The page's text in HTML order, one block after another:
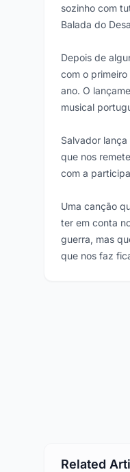
sozinho com
Balada do
Depois de
com o
ano. O
musical
Salvador
que nos
com a
Uma canção
ter em conta
guerra, mas
que nos faz
Related